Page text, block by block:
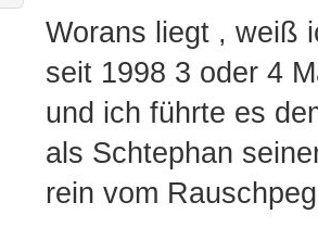
Worans liegt , weiß
seit 1998 3 oder 4
und ich führte es
als Schtephan
rein vom